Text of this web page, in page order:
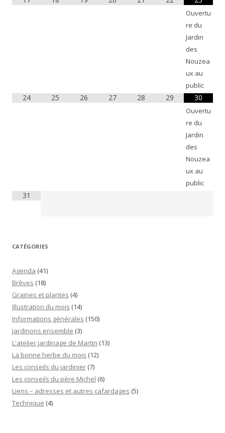
Ouvertu
re du
Jardin
des
Nouzea
ux au
public
24 25 26 27 28 29 30
Ouvertu
re du
Jardin
des
Nouzea
ux au
public
31
CATÉGORIES
Agenda (41)
Brèves (18)
Graines et plantes (4)
Illustration du mois (14)
Informations générales (150)
Jardinons ensemble (3)
L'atelier jardinage de Martin (13)
La bonne herbe du mois (12)
Les conseils du jardinier (7)
Les conseils du père Michel (6)
Liens – adresses et autres cafardages (5)
Technique (4)